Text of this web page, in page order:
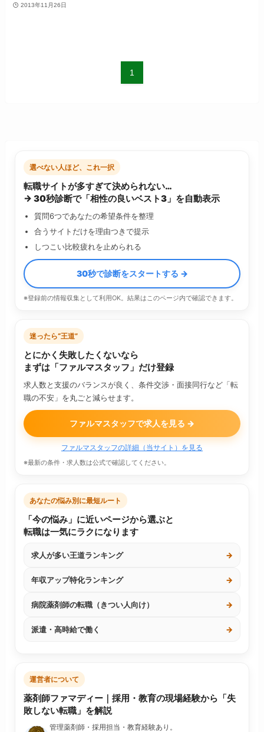
2013年11月26日
1
選べない人ほど、これ一択
転職サイトが多すぎて決められない…
→ 30秒診断で「相性の良いベスト3」を自動表示
質問6つであなたの希望条件を整理
合うサイトだけを理由つきで提示
しつこい比較疲れを止められる
30秒で診断をスタートする →
※登録前の情報収集として利用OK。結果はこのページ内で確認できます。
迷ったら“王道”
とにかく失敗したくないなら
まずは「ファルマスタッフ」だけ登録
求人数と支援のバランスが良く、条件交渉・面接同行など「転
職の不安」を丸ごと減らせます。
ファルマスタッフで求人を見る →
ファルマスタッフの詳細（当サイト）を見る
※最新の条件・求人数は公式で確認してください。
あなたの悩み別に最短ルート
「今の悩み」に近いページから選ぶと
転職は一気にラクになります
求人が多い王道ランキング →
年収アップ特化ランキング →
病院薬剤師の転職（きつい人向け） →
派遣・高時給で働く →
運営者について
薬剤師ファマディー｜採用・教育の現場経験から「失
敗しない転職」を解説
管理薬剤師・採用担当・教育経験あり。